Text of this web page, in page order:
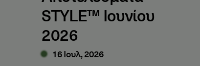
STYLE™ Ιουνίου
2026
16 Ιουλ, 2026